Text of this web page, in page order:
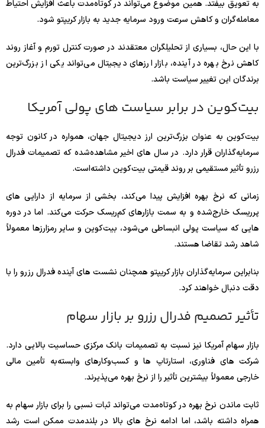
به تعویق بیفتد. همین موضوع می‌تواند در کوتاه‌مدت باعث افزایش احتیاط
معامله‌گران و کاهش سرعت ورود سرمایه جدید به بازار کریپتو شود.
با این حال، بسیاری از تحلیلگران معتقدند در صورت کنترل تورم و آغاز روند
کاهش نرخ بهره در آینده، بازار ارزهای دیجیتال می‌تواند یکی از بزرگ‌ترین
برندگان این تغییر سیاست باشد.
بیت‌کوین در برابر سیاست‌ های پولی آمریکا
بیت‌کوین به عنوان بزرگ‌ترین ارز دیجیتال جهان، همواره در کانون توجه
سرمایه‌گذاران قرار دارد. در سال‌ های اخیر مشاهده‌شده که تصمیمات فدرال
رزرو تأثیر مستقیمی بر روند قیمتی بیت‌کوین داشته‌است.
زمانی که نرخ بهره افزایش پیدا می‌کند، بخشی از سرمایه از دارایی‌ های
پرریسک خارج‌شده و به سمت بازارهای کم‌ریسک حرکت می‌کند. اما در دوره‌
هایی که سیاست پولی انبساطی می‌شود، بیت‌کوین و سایر رمزارزها معمولاً
شاهد رشد تقاضا هستند.
بنابراین سرمایه‌گذاران بازار کریپتو همچنان نشست‌ های آینده فدرال رزرو را با
دقت دنبال خواهند کرد.
تأثیر تصمیم فدرال رزرو بر بازار سهام
بازار سهام آمریکا نیز نسبت به تصمیمات بانک مرکزی حساسیت بالایی دارد.
شرکت‌ های فناوری، استارتاپ‌ ها و کسب‌وکارهای وابسته‌به تأمین مالی
خارجی معمولاً بیشترین تأثیر را از نرخ بهره می‌پذیرند.
ثابت ماندن نرخ بهره در کوتاه‌مدت می‌تواند ثبات نسبی را برای بازار سهام به
همراه داشته باشد، اما ادامه نرخ‌ های بالا در بلندمدت ممکن است رشد